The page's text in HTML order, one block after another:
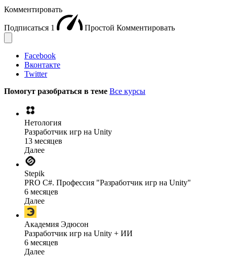
Комментировать
Подписаться 1 Простой Комментировать
Facebook
Вконтакте
Twitter
Помогут разобраться в теме Все курсы
Нетология
Разработчик игр на Unity
13 месяцев
Далее
Stepik
PRO C#. Профессия "Разработчик игр на Unity"
6 месяцев
Далее
Академия Эдюсон
Разработчик игр на Unity + ИИ
6 месяцев
Далее